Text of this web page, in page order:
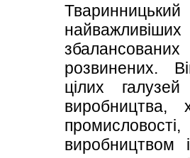
розвинених.
цілих галузей
виробництва,
виробництвом